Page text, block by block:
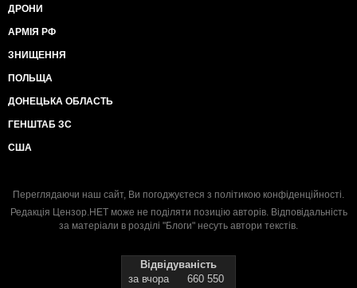
ДРОНИ
АРМІЯ РФ
ЗНИЩЕННЯ
ПОЛЬЩА
ДОНЕЦЬКА ОБЛАСТЬ
ГЕНШТАБ ЗС
США
Переглядаючи наш сайт, Ви погоджуєтеся з політикою конфіденційності.
Редакція Цензор.НЕТ може не поділяти позицію авторів. Відповідальність
за матеріали в розділі "Блоги" несуть автори текстів.
Відвідуваність
за вчора
660 550